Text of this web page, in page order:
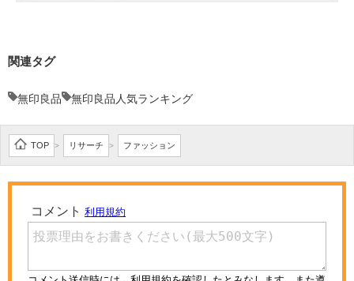
関連タグ
無印良品 無印良品人気ランキング
TOP > リサーチ > ファッション